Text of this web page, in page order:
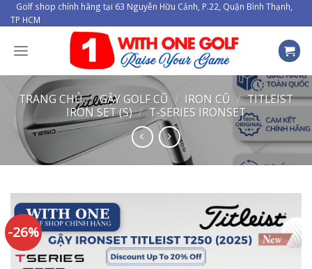
Skip
to
content
Golf shop chính hãng tại 63 Nguyễn Hữu Cảnh, P.22, Quận Bình Thạnh,
TP HCM
TRANG CHỦ / GẬY GOLF CŨ / IRON CŨ / TITLEIST
IRON SET (S) / T-SERIES IRONSET
-26%